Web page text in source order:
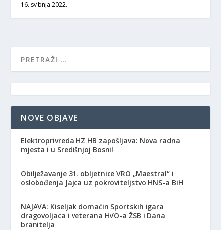
16. svibnja 2022.
NOVE OBJAVE
Elektroprivreda HZ HB zapošljava: Nova radna
mjesta i u Središnjoj Bosni!
Obilježavanje 31. obljetnice VRO „Maestral“ i
oslobođenja Jajca uz pokroviteljstvo HNS-a BiH
NAJAVA: Kiseljak domaćin Sportskih igara
dragovoljaca i veterana HVO-a ŽSB i Dana
branitelja